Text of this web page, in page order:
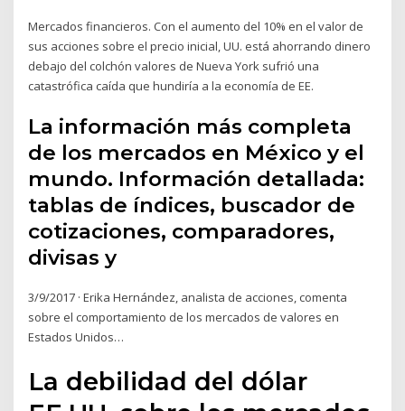
Mercados financieros. Con el aumento del 10% en el valor de
sus acciones sobre el precio inicial, UU. está ahorrando dinero
debajo del colchón valores de Nueva York sufrió una
catastrófica caída que hundiría a la economía de EE.
La información más completa
de los mercados en México y el
mundo. Información detallada:
tablas de índices, buscador de
cotizaciones, comparadores,
divisas y
3/9/2017 · Erika Hernández, analista de acciones, comenta
sobre el comportamiento de los mercados de valores en
Estados Unidos…
La debilidad del dólar